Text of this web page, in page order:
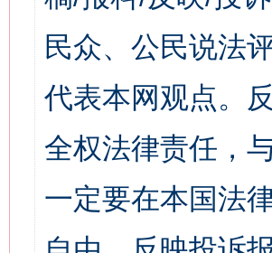
民众、公民说法
代表本网观点。
全权法律责任，
一定要在本国法